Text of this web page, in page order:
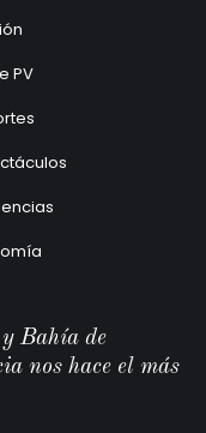
PV
Bahía de
nos hace el más